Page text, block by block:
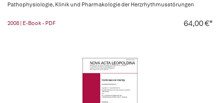
Pathophysiologie, Klinik und Pharmakologie der Herzrhythmusstörungen
2008 | E-Book - PDF 64,00 €*